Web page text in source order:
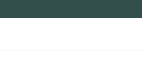
VENTAS